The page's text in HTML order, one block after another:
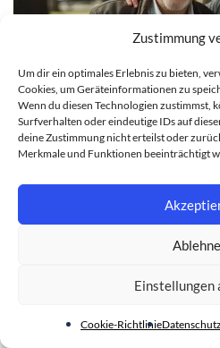
Zustimmung
Um dir ein optimales Erlebnis zu bieten,
Cookies, um Geräteinformationen zu
Wenn du diesen Technologien zustimmst,
Surfverhalten oder eindeutige IDs auf
deine Zustimmung nicht erteilst oder
Merkmale und Funktionen beeinträchtigt
Einstellungen
Cookie-Richtlinie
GESUNDHEIT
Sexualität im Alter: